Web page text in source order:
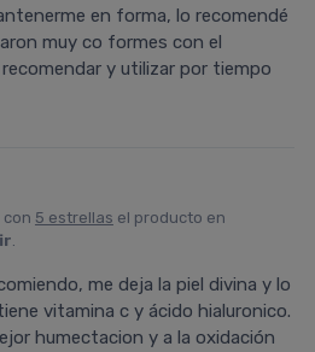
en forma, lo recomendé
muy co formes con el
y utilizar por tiempo
con 5 estrellas el producto en
.
me deja la piel divina y lo
vitamina c y ácido hialuronico.
humectacion y a la oxidación